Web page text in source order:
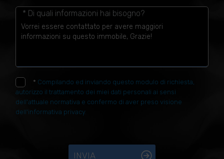
* Di quali informazioni hai bisogno?
* Compilando ed inviando questo modulo di richiesta,
autorizzo il trattamento dei miei dati personali ai sensi
dell'attuale normativa e confermo di aver preso visione
dell'informativa privacy.
INVIA